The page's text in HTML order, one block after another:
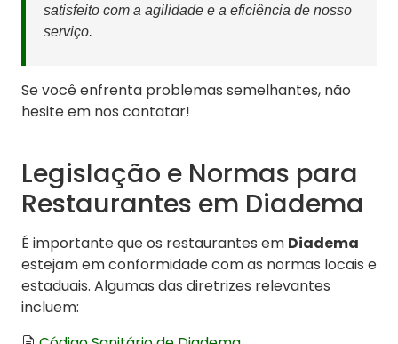
satisfeito com a agilidade e a eficiência de nosso
serviço.
Se você enfrenta problemas semelhantes, não
hesite em nos contatar!
Legislação e Normas para
Restaurantes em Diadema
É importante que os restaurantes em Diadema
estejam em conformidade com as normas locais e
estaduais. Algumas das diretrizes relevantes
incluem: